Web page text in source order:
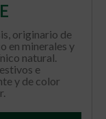
originario de
en minerales y
natural.
e
y de color